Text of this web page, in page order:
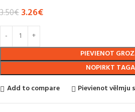
3.50€3.26€
PIEVIENOT
NOPIRKT
Add to compare
Pievienot vēlmju